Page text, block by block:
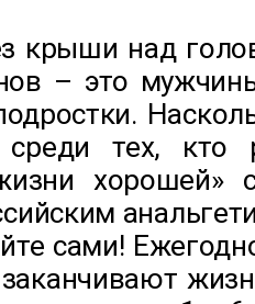
крыши над
– это
тех, кто
сами!